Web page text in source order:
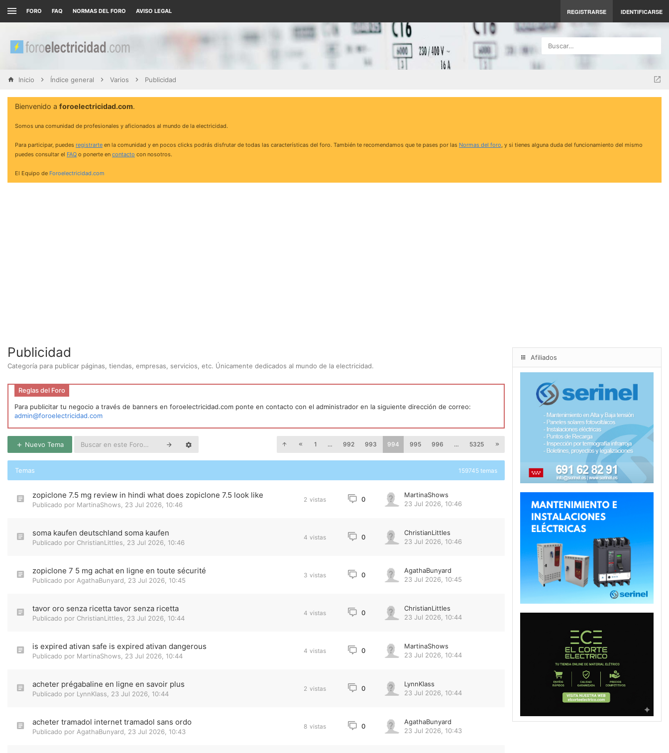
FORO FAQ NORMAS DEL FORO AVISO LEGAL REGISTRARSE IDENTIFICARSE
Buscar…
Inicio Índice general Varios Publicidad
Bienvenido a foroelectricidad.com.
Somos una comunidad de profesionales y aficionados al mundo de la electricidad.
Para participar, puedes registrarte en la comunidad y en pocos clicks podrás disfrutar de todas las características del foro. También te recomendamos que te pases por las Normas del foro, y si tienes alguna duda del funcionamiento del mismo
puedes consultar el FAQ o ponerte en contacto con nosotros.
El Equipo de Foroelectricidad.com
Publicidad
Categoría para publicar páginas, tiendas, empresas, servicios, etc. Únicamente dedicados al mundo de la electricidad.
Reglas del Foro
Para publicitar tu negocio a través de banners en foroelectricidad.com ponte en contacto con el administrador en la siguiente dirección de correo:
admin@foroelectricidad.com
Nuevo Tema 1 … 992 993 994 995 996 … 5325
Temas 159745 temas
zopiclone 7.5 mg review in hindi what does zopiclone 7.5 look like
Publicado por MartinaShows 23 Jul 2026, 10:46
2 vistas 0
MartinaShows
23 Jul 2026, 10:46
soma kaufen deutschland soma kaufen
Publicado por ChristianLittles 23 Jul 2026, 10:46
4 vistas 0
ChristianLittles
23 Jul 2026, 10:46
zopiclone 7 5 mg achat en ligne en toute sécurité
Publicado por AgathaBunyard 23 Jul 2026, 10:45
3 vistas 0
AgathaBunyard
23 Jul 2026, 10:45
tavor oro senza ricetta tavor senza ricetta
Publicado por ChristianLittles 23 Jul 2026, 10:44
4 vistas 0
ChristianLittles
23 Jul 2026, 10:44
is expired ativan safe is expired ativan dangerous
Publicado por MartinaShows 23 Jul 2026, 10:44
4 vistas 0
MartinaShows
23 Jul 2026, 10:44
acheter prégabaline en ligne en savoir plus
Publicado por LynnKlass 23 Jul 2026, 10:44
2 vistas 0
LynnKlass
23 Jul 2026, 10:44
acheter tramadol internet tramadol sans ordo
Publicado por AgathaBunyard 23 Jul 2026, 10:43
8 vistas 0
AgathaBunyard
23 Jul 2026, 10:43
Afiliados